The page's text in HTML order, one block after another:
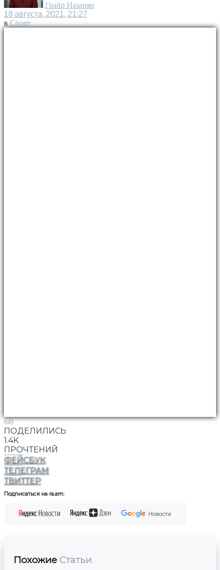
Грайр Назарян
18 августа, 2021, 21:27
в Спорт
68
ПОДЕЛИЛИСЬ
1.4K
ПРОЧТЕНИЙ
ФЕЙСБУК
ТЕЛЕГРАМ
ТВИТТЕР
Подписаться на ra.am:
Похожие Статьи